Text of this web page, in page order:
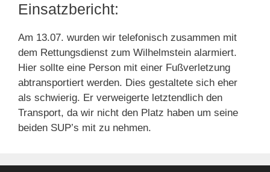
Einsatzbericht:
Am 13.07. wurden wir telefonisch zusammen mit
dem Rettungsdienst zum Wilhelmstein alarmiert.
Hier sollte eine Person mit einer Fußverletzung
abtransportiert werden. Dies gestaltete sich eher
als schwierig. Er verweigerte letztendlich den
Transport, da wir nicht den Platz haben um seine
beiden SUP’s mit zu nehmen.